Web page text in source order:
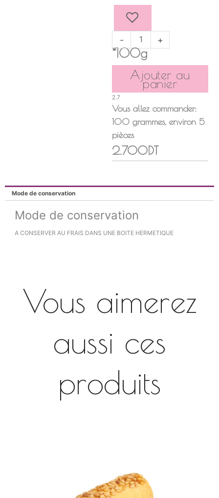
-
LIGHT
+
*100g
Ajouter au
panier
2.7
Vous allez commander:
100 grammes, environ 5
pièces
2.700DT
Mode de conservation
Mode de conservation
A CONSERVER AU FRAIS DANS UNE BOITE HERMETIQUE
Vous aimerez
aussi ces
produits